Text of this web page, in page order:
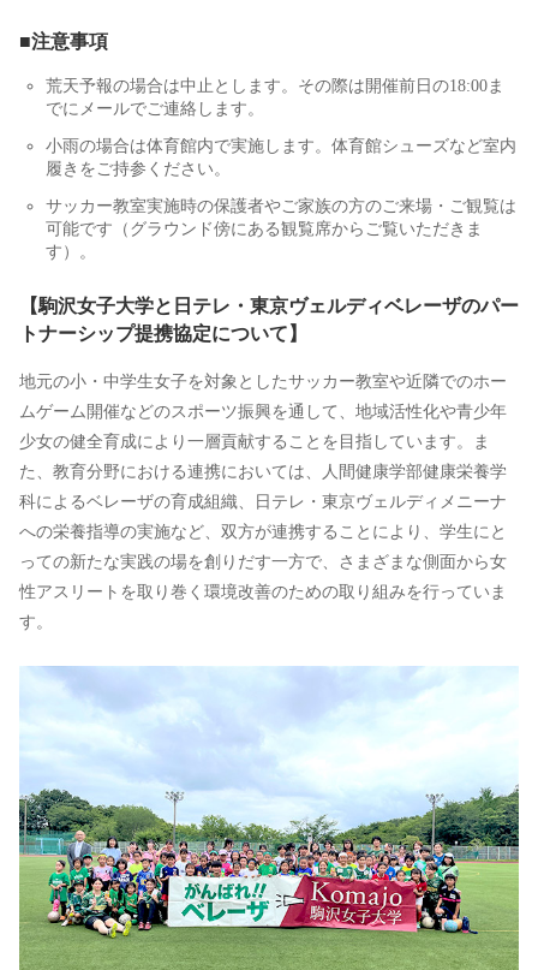
■注意事項
荒天予報の場合は中止とします。その際は開催前日の18:00ま
でにメールでご連絡します。
小雨の場合は体育館内で実施します。体育館シューズなど室内
履きをご持参ください。
サッカー教室実施時の保護者やご家族の方のご来場・ご観覧は
可能です（グラウンド傍にある観覧席からご覧いただきま
す）。
【駒沢女子大学と日テレ・東京ヴェルディベレーザのパー
トナーシップ提携協定について】
地元の小・中学生女子を対象としたサッカー教室や近隣でのホー
ムゲーム開催などのスポーツ振興を通して、地域活性化や青少年
少女の健全育成により一層貢献することを目指しています。ま
た、教育分野における連携においては、人間健康学部健康栄養学
科によるベレーザの育成組織、日テレ・東京ヴェルディメニーナ
への栄養指導の実施など、双方が連携することにより、学生にと
っての新たな実践の場を創りだす一方で、さまざまな側面から女
性アスリートを取り巻く環境改善のための取り組みを行っていま
す。